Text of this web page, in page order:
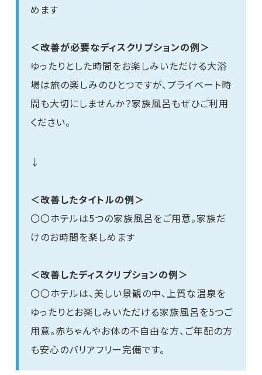
めます
＜改善が必要なディスクリプションの例＞
ゆったりとした時間をお楽しみいただける大浴
場は旅の楽しみのひとつですが、プライベート時
間も大切にしませんか？家族風呂もぜひご利用
ください。
↓
＜改善したタイトルの例＞
〇〇ホテルは5つの家族風呂をご用意。家族だ
けのお時間を楽しめます
＜改善したディスクリプションの例＞
〇〇ホテルは、美しい景観の中、上質な温泉を
ゆったりとお楽しみいただける家族風呂を5つご
用意。赤ちゃんやお体の不自由な方、ご年配の方
も安心のバリアフリー完備です。